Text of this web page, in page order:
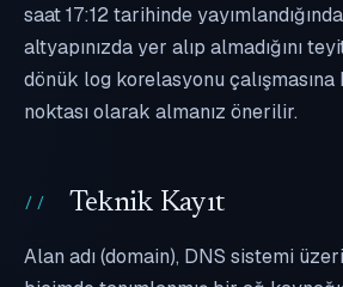
saat 17:12 tarihinde
altyapınızda yer alıp almadığını
dönük log korelasyonu
noktası olarak almanız önerilir.
Teknik Kayıt
Alan adı (domain), DNS sistemi